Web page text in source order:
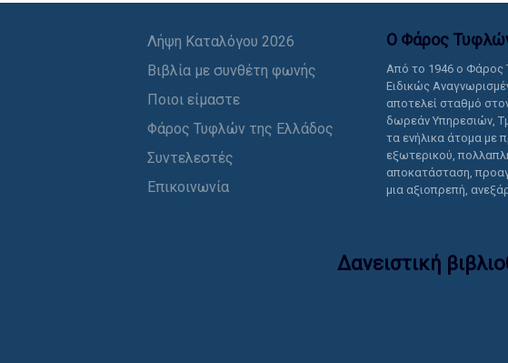
Λήψη Καταλόγου 2026
Βιβλία με συνθέτη φωνής
Ποιοι είμαστε
Φάρος Τυφλών της Ελλάδος
Συντελεστές
Επικοινωνία
Ο Φάρος
Από το 1946 ο Φάρος
Ειδικώς
αποτελεί σταθμό
δωρεάν Υπηρεσιών,
τα ενήλικα άτομα με
εξωτερικού,
αποκατάσταση,
μια αξιοπρεπή,
Δανειστική